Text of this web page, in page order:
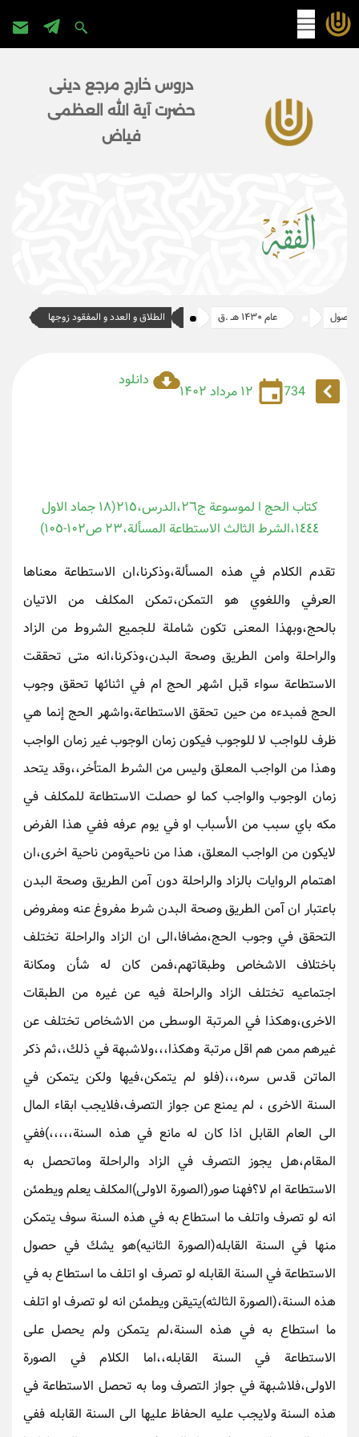
پرش
دروس خارج مرجع دینی
حضرت آية الله العظمی
فیاض
اصول عام ۱۴۳۰ هـ .ق الطلاق و العدد و المفقود زوجها
734 ۱۲ مرداد ۱۴۰۲
دانلود
كتاب الحج ا لموسوعة ج٢٦،الدرس،٢١٥(١٨ جماد الاول
١٤٤٤،الشرط الثالث الاستطاعة المسألة،٢٣ ص١٠٢-١٠٥)
تقدم الكلام في هذه المسألة،وذكرنا،ان الاستطاعة معناها
العرفي واللغوي هو التمكن،تمكن المكلف من الاتيان
بالحج،وبهذا المعنى تكون شاملة للجميع الشروط من الزاد
والراحلة وامن الطريق وصحة البدن،وذكرنا،انه متى تحققت
الاستطاعة سواء قبل اشهر الحج ام في اثنائها تحقق وجوب
الحج فمبدءه من حين تحقق الاستطاعة،واشهر الحج إنما هي
ظرف للواجب لا للوجوب فيكون زمان الوجوب غير زمان الواجب
وهذا من الواجب المعلق وليس من الشرط المتأخر،،وقد يتحد
زمان الوجوب والواجب كما لو حصلت الاستطاعة للمكلف في
مكه باي سبب من الأسباب او في يوم عرفه ففي هذا الفرض
لايكون من الواجب المعلق، هذا من ناحيةومن ناحية اخرى،ان
اهتمام الروايات بالزاد والراحلة دون آمن الطريق وصحة البدن
باعتبار ان آمن الطريق وصحة البدن شرط مفروغ عنه ومفروض
التحقق في وجوب الحج،مضافا،الى ان الزاد والراحلة تختلف
باختلاف الاشخاص وطبقاتهم،فمن كان له شأن ومكانة
اجتماعيه تختلف الزاد والراحلة فيه عن غيره من الطبقات
الاخرى،وهكذا في المرتبة الوسطى من الاشخاص تختلف عن
غيرهم ممن هم اقل مرتبة وهكذا،،،ولاشبهة في ذلك،،ثم ذكر
الماتن قدس سره،،،(فلو لم يتمكن،فيها ولكن يتمكن في
السنة الاخرى ، لم يمنع عن جواز التصرف،فلايجب ابقاء المال
الى العام القابل اذا كان له مانع في هذه السنة،،،،،)ففي
المقام،هل يجوز التصرف في الزاد والراحلة وماتحصل به
الاستطاعة ام لا؟فهنا صور(الصورة الاولى)المكلف يعلم ويطمئن
انه لو تصرف واتلف ما استطاع به في هذه السنة سوف يتمكن
منها في السنة القابله(الصورة الثانيه)هو يشك في حصول
الاستطاعة في السنة القابله لو تصرف او اتلف ما استطاع به في
هذه السنة،(الصورة الثالثه)يتيقن ويطمئن انه لو تصرف او اتلف
ما استطاع به في هذه السنة،لم يتمكن ولم يحصل على
الاستطاعة في السنة القابله،،اما الكلام في الصورة
الاولى،فلاشبهة في جواز التصرف وما به تحصل الاستطاعة في
هذه السنة ولايجب عليه الحفاظ عليها الى السنة القابله ففي